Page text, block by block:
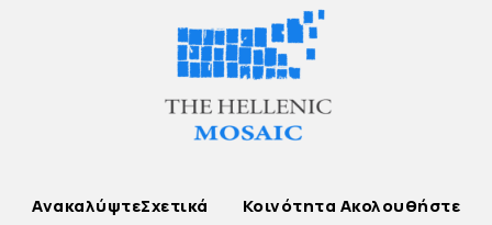
ΑνακαλύψτεΣχετικά
Κοινότητα Ακολουθήστε